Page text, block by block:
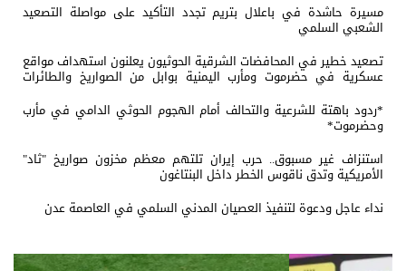
مسيرة حاشدة في باعلال بتريم تجدد التأكيد على مواصلة التصعيد
الشعبي السلمي
تصعيد خطير في المحافضات الشرقية الحوثيون يعلنون استهداف مواقع
عسكرية في حضرموت ومأرب اليمنية بوابل من الصواريخ والطائرات
*ردود باهتة للشرعية والتحالف أمام الهجوم الحوثي الدامي في مأرب
وحضرموت*
استنزاف غير مسبوق.. حرب إيران تلتهم معظم مخزون صواريخ "ثاد"
الأمريكية وتدق ناقوس الخطر داخل البنتاغون
نداء عاجل ودعوة لتنفيذ العصيان المدني السلمي في العاصمة عدن